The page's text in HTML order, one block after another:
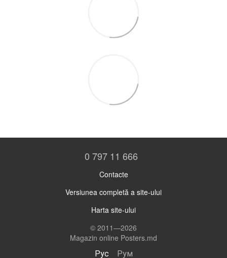
0 797 11 666
Contacte
Versiunea completă a site-ului
Harta site-ului
© 2011—2026
Magazin online Posters.md
Рус Рум